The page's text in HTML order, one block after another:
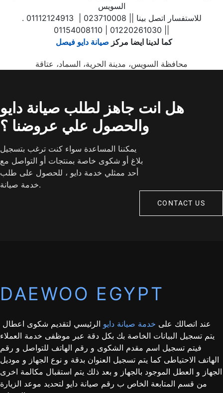
السويس
. للاستفسار اتصل بينا || 023710008 | 01112124913
كما لدينا ايضا مركز صيانة دايو فيصل
محافظة السويس، مدينة الحرية، السماد، عتاقة
هل انت جاهز لطلب صيانة دايو
والحصول علي عروضنا ؟
يمكننا المساعدة سواء كنت ترغب بتسجيل
بلاغ أو شكوى خاصة بمنتجات أو التواصل مع
أحد ممثلي خدمة دايو ، للحصول على طلب
خدمة صيانة.
CONTACT US
DAEWOO EGYPT
عند اتصالك على خدمة صيانة دايو الرئيسي لتقديم شكوى اعطال
يتم تسجيل البيانات الخاصة بك بكل دقة عبر موظفى خدمة العملاء
فيتم تسجيل اسم مقدم الشكوى و رقم الهاتف للتواصل و رقم
الهاتف الاحتياطى كما يتم تسجيل العنوان بدقة و نوع الجهاز و موديل
الجهاز و العطل الموجود بالجهاز و بعد ذلك يتم استقبال مكالمة اخرى
من قسم المتابعة الخاص ب رقم صيانة دايو لتحديد موعد الزيارة